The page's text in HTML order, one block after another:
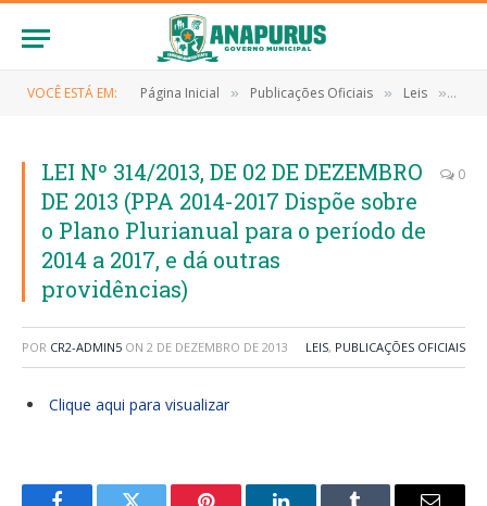
VOCÊ ESTÁ EM: Página Inicial » Publicações Oficiais » Leis »
LEI Nº 314/2013, DE 02 DE DEZEMBRO
DE 2013 (PPA 2014-2017 Dispõe sobre
o Plano Plurianual para o período de
2014 a 2017, e dá outras
providências)
0
POR CR2-ADMIN5 ON 2 DE DEZEMBRO DE 2013 LEIS, PUBLICAÇÕES OFICIAIS
Clique aqui para visualizar